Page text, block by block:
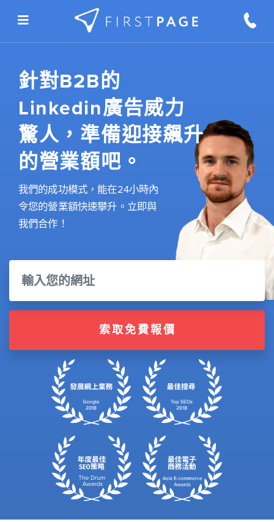
針對B2B的
Linkedin廣告威力
驚人，準備迎接飆升
的營業額吧。
我們的成功模式，能在24小時內
令您的營業額快速攀升。立即與
我們合作！
索取免費報價